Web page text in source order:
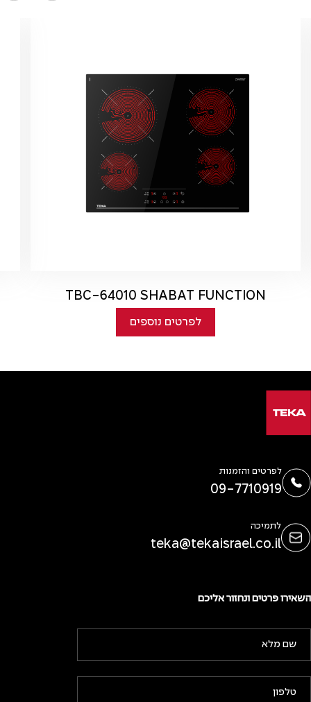
TBC-64010 SHABAT FUNCTION
לפרטים נוספים
לפרטים והזמנות
09-7710919
לתמיכה
teka@tekaisrael.co.il
השאירו פרטים ונחזור אליכם